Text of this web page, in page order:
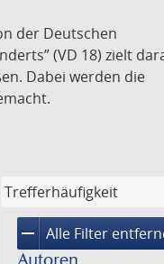
der Deutschen
(VD 18) zielt
Dabei werden die
remove Alle Filter